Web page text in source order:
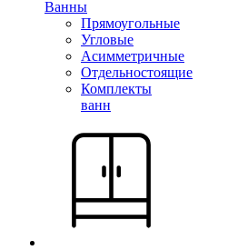
Ванны
Прямоугольные
Угловые
Асимметричные
Отдельностоящие
Комплекты
ванн